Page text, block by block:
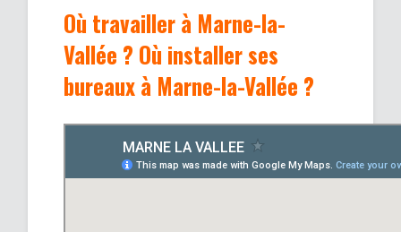
Où travailler à Marne-la-
Vallée ? Où installer ses
bureaux à Marne-la-Vallée ?